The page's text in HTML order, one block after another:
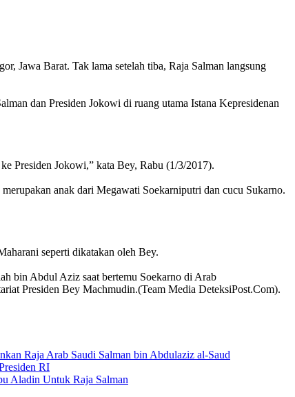
Jawa Barat. Tak lama setelah tiba, Raja Salman langsung
dan Presiden Jokowi di ruang utama Istana Kepresidenan
Presiden Jokowi,” kata Bey, Rabu (1/3/2017).
anak dari Megawati Soekarniputri dan cucu Sukarno.
seperti dikatakan oleh Bey.
bin Abdul Aziz saat bertemu Soekarno di Arab
Presiden Bey Machmudin.(Team Media DeteksiPost.Com).
Raja Arab Saudi Salman bin Abdulaziz al-Saud
RI
Aladin Untuk Raja Salman